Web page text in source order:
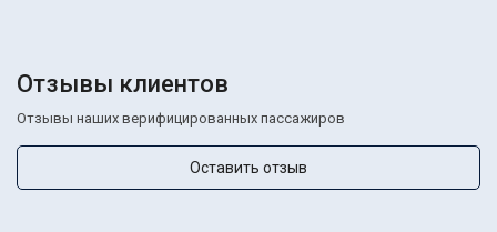
Отзывы клиентов
Отзывы наших верифицированных пассажиров
Оставить отзыв